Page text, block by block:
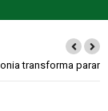
imprevisível